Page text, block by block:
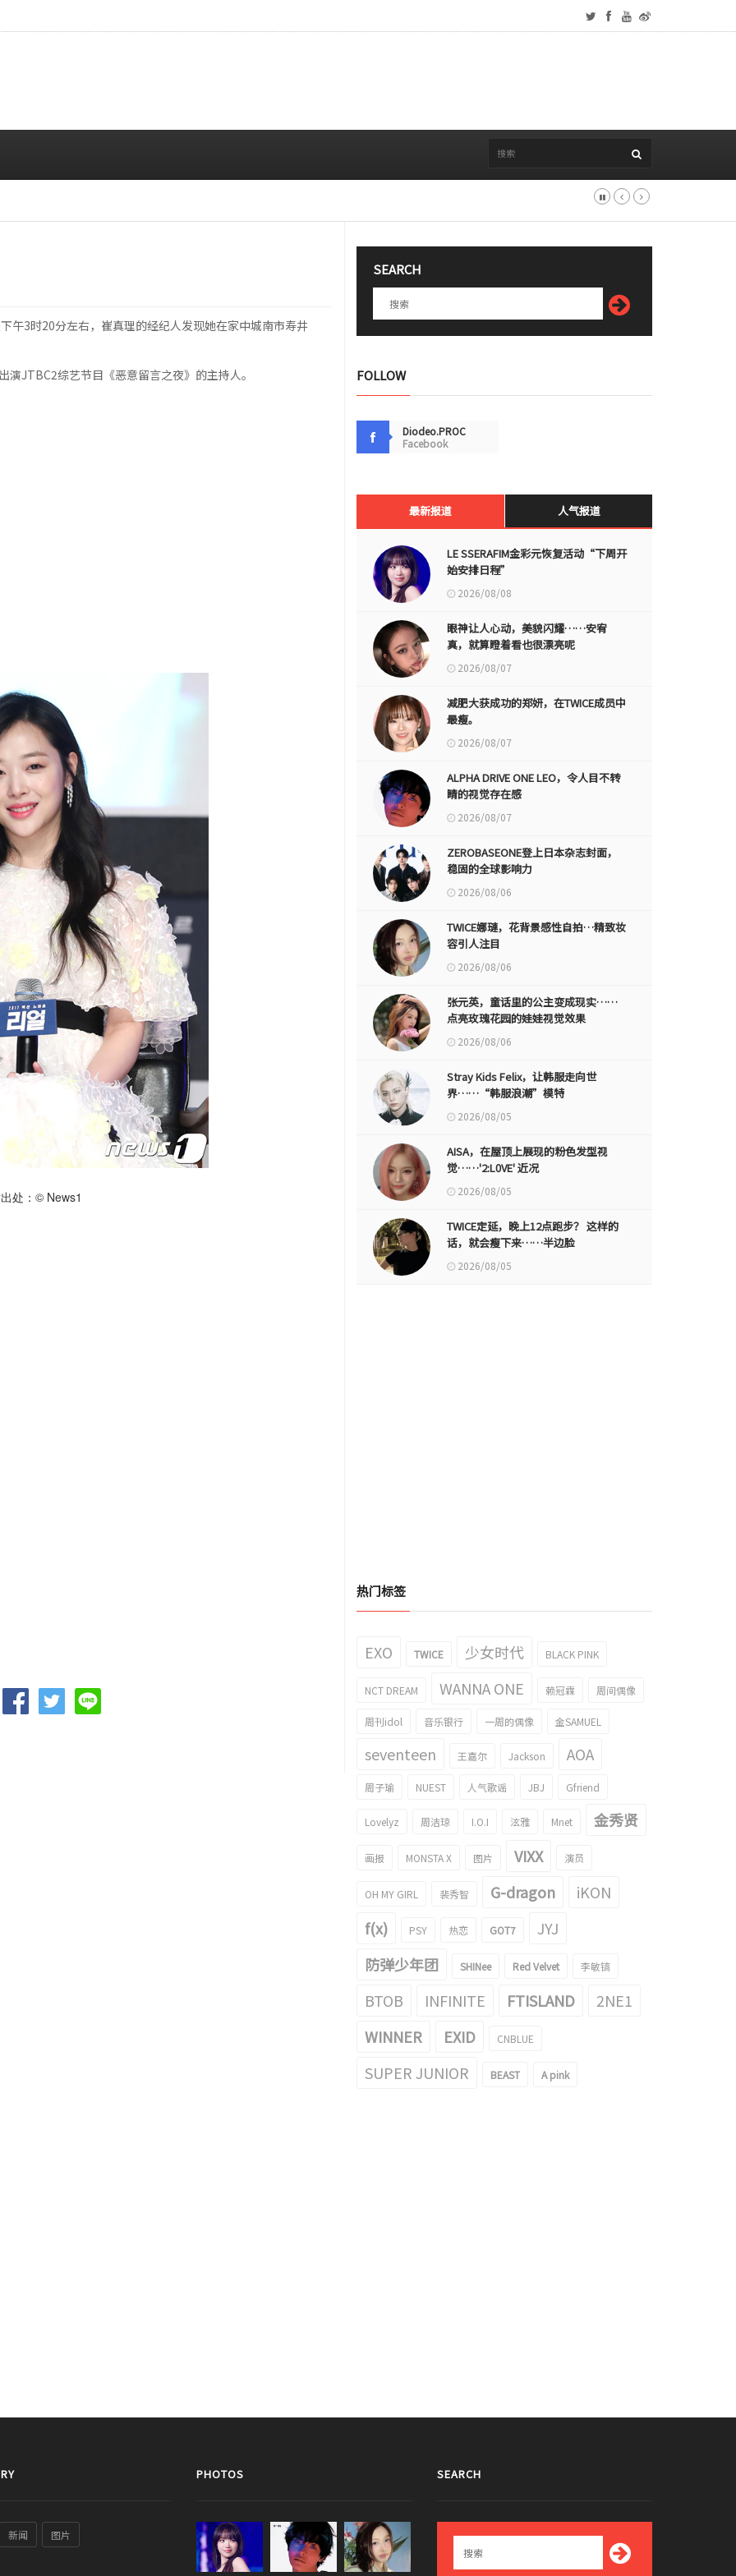
午3时20分左右，崔真理的经纪人发现她在家中城南市寿井
JTBC2综艺节目《恶意留言之夜》的主持人。
处：© News1
SEARCH
FOLLOW
Diodeo.PROC
Facebook
最新报道 人气报道
LE SSERAFIM金彩元恢复活动“下周开
始安排日程”
2026/08/08
眼神让人心动，美貌闪耀……安宥
真，就算瞪着看也很漂亮呢
2026/08/07
减肥大获成功的郑妍，在TWICE成员中
最瘦。
2026/08/07
ALPHA DRIVE ONE LEO，令人目不转
睛的视觉存在感
2026/08/07
ZEROBASEONE登上日本杂志封面，
稳固的全球影响力
2026/08/06
TWICE娜璉，花背景感性自拍…精致妆
容引人注目
2026/08/06
张元英，童话里的公主变成现实……
点亮玫瑰花园的娃娃视觉效果
2026/08/06
Stray Kids Felix，让韩服走向世
界……“韩服浪潮”模特
2026/08/05
AISA，在屋顶上展现的粉色发型视
觉……'2:L0VE' 近况
2026/08/05
TWICE定延，晚上12点跑步？ 这样的
话，就会瘦下来……半边脸
2026/08/05
热门标签
EXO TWICE 少女时代 BLACK PINK
NCT DREAM WANNA ONE 赖冠霖 周间偶像
周刊idol 音乐银行 一周的偶像 金SAMUEL
seventeen 王嘉尔 Jackson AOA
周子瑜 NUEST 人气歌谣 JBJ Gfriend
Lovelyz 周洁琼 I.O.I 泫雅 Mnet 金秀贤
画报 MONSTA X 图片 VIXX 演员
OH MY GIRL 裴秀智 G-dragon
iKON
f(x)
PSY 热恋 GOT7
JYJ
防弹少年团
SHINee Red Velvet 李敏镐
BTOB INFINITE FTISLAND
2NE1
WINNER
EXID CNBLUE
SUPER JUNIOR BEAST A pink
新闻 图片
PHOTOS SEARCH